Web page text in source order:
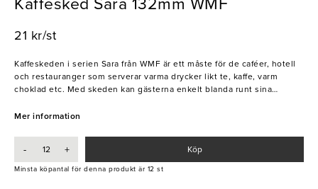
Kaffesked Sara 132mm WMF
21 kr/st
Kaffeskeden i serien Sara från WMF är ett måste för de caféer, hotell
och restauranger som serverar varma drycker likt te, kaffe, varm
choklad etc. Med skeden kan gästerna enkelt blanda runt sina
snyggt passar in på både de avslappnade och finare tillställningarna.
- Tål diskmaskin
Mer information
- + Köp
Minsta köpantal för denna produkt är 12 st